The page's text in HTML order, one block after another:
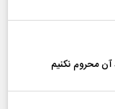
آن محروم نکنیم